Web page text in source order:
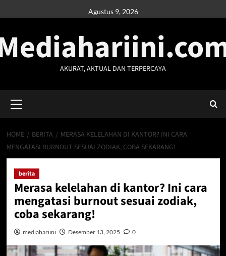
to
Agustus 9, 2026
AKURAT, AKTUAL DAN TERPERCAYA
Menu
HOME BERITA
MERASA KELELAHAN DI KANTOR? INI CARA
MENGATASI BURNOUT SESUAI ZODIAK, COBA SEKARANG!
berita
Merasa kelelahan di kantor? Ini cara
mengatasi burnout sesuai zodiak,
coba sekarang!
mediahariini Desember 13, 2025 0